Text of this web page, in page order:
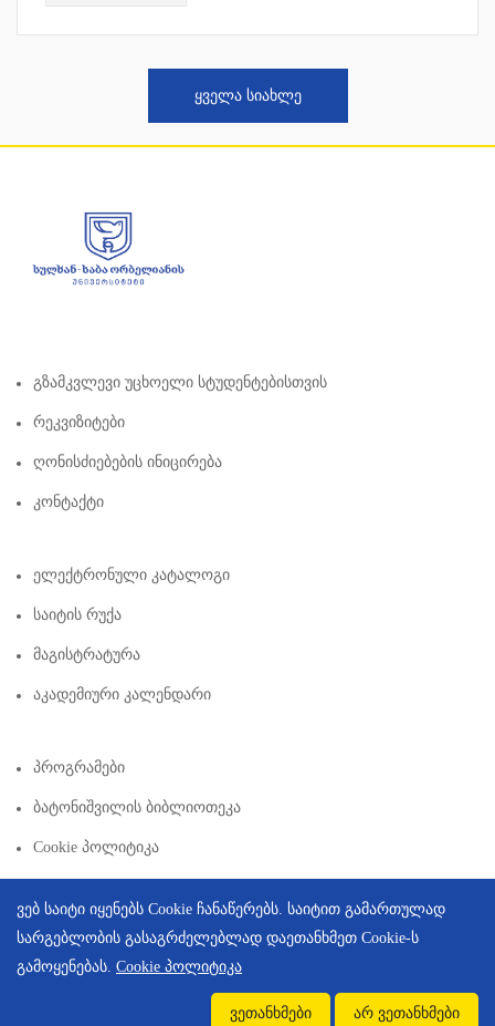
ᲧᲕᲔᲚᲐ ᲡᲘᲐᲮᲚᲔ
Გზამკვლევი Უცხოელი Სტუდენტებისთვის
Რეკვიზიტები
Ღონისძიებების Ინიცირება
Კონტაქტი
Ელექტრონული Კატალოგი
Საიტის Რუქა
Მაგისტრატურა
Აკადემიური Კალენდარი
Პროგრამები
Ბატონიშვილის Ბიბლიოთეკა
Cookie Პოლიტიკა
Copyright © 2026 | Created By
ვებ საიტი იყენებს Cookie ჩანაწერებს. საიტით გამართულად
სარგებლობის გასაგრძელებლად დაეთანხმეთ Cookie-ს
გამოყენებას. Cookie პოლიტიკა
ვეთანხმები არ ვეთანხმები